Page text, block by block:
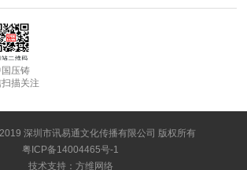
国压铸
描关注
深圳市讯易通文化传播有限公司 版权所有
粤ICP备14004465号-1
技术支持： 方维网络